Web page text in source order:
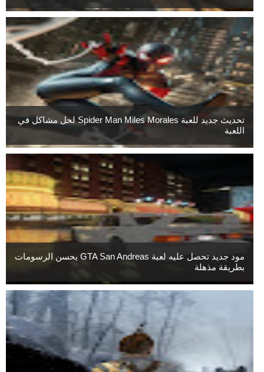
تحديث جديد للعبة Spider Man Miles Morales لحل مشاكل في
اللعبة
مود جديد تحصل عليه لعبة GTA San Andreas يحسن الرسومات
بطريقة مذهلة